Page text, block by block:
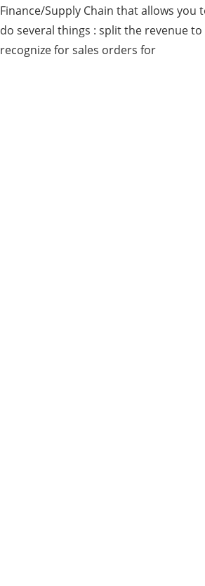
Finance/Supply Chain that allows you
do several things : split the revenue to
recognize for sales orders for